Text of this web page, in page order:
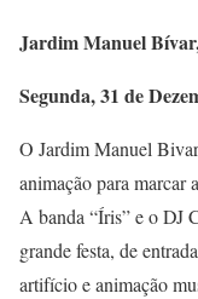
Jardim Manuel
Segunda, 31 de
O Jardim Manuel
animação para marcar
A banda “Íris” e o DJ
grande festa, de
artifício e animação